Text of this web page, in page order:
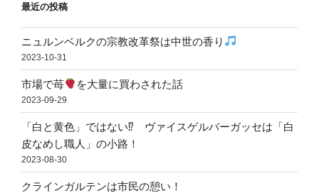
最近の投稿
ニュルンベルクの宗教改革祭は中世の香り
2023-10-31
市場で苺 を大量に買わされた話
2023-09-29
「白と黄色」ではない⁉ ヴァイスゲルバーガッセは「白
皮なめし職人」の小路！
2023-08-30
クラインガルテンは市民の憩い！